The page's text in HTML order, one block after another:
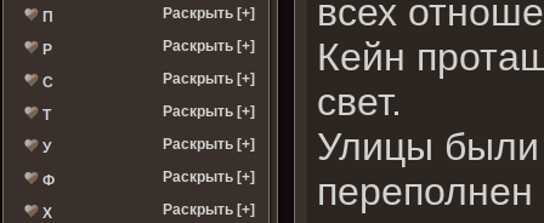
П Раскрыть [+]
Р Раскрыть [+]
С Раскрыть [+]
Т Раскрыть [+]
У Раскрыть [+]
Ф Раскрыть [+]
Х Раскрыть [+]
всех
Кейн
свет.
Улицы были